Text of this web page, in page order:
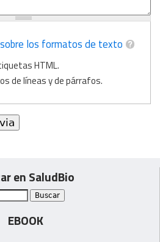
los formatos de texto
HTML.
de líneas y de párrafos.
en SaludBio
EBOOK